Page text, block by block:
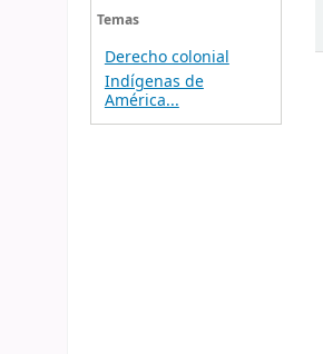
Temas
Derecho colonial
Indígenas de
América...